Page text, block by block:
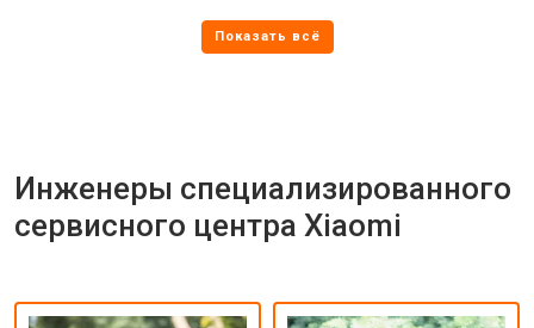
Инженеры специализированного
сервисного центра Xiaomi